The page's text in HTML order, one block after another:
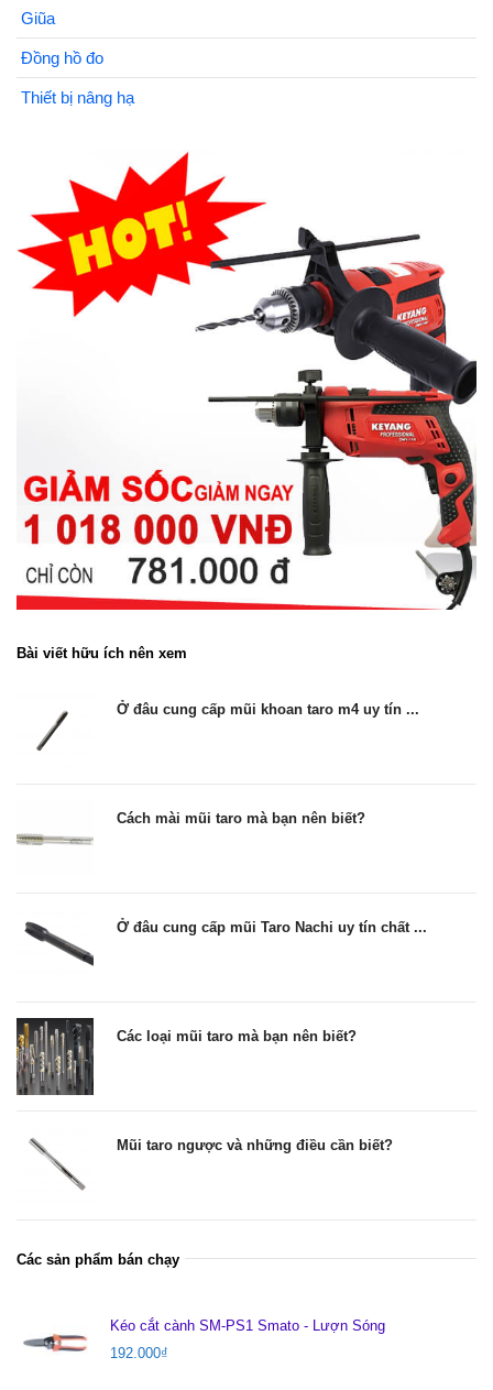
Giũa
Đồng hồ đo
Thiết bị nâng hạ
Bài viết hữu ích nên xem
Ở đâu cung cấp mũi khoan taro m4 uy tín ...
Cách mài mũi taro mà bạn nên biết?
Ở đâu cung cấp mũi Taro Nachi uy tín chất ...
Các loại mũi taro mà bạn nên biết?
Mũi taro ngược và những điều cần biết?
Các sản phẩm bán chạy
Kéo cắt cành SM-PS1 Smato - Lượn Sóng
192.000₫